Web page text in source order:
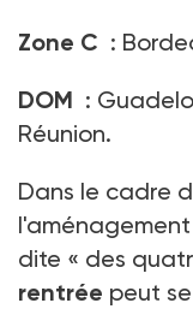
Zone C :
DOM :
Réunion.
Dans le cadre
dite « des
rentrée peut